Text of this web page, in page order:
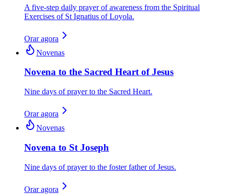
A five-step daily prayer of awareness from the Spiritual
Exercises of St Ignatius of Loyola.
Orar agora
Novenas
Novena to the Sacred Heart of Jesus
Nine days of prayer to the Sacred Heart.
Orar agora
Novenas
Novena to St Joseph
Nine days of prayer to the foster father of Jesus.
Orar agora